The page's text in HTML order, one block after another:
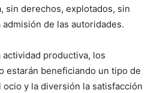
sin derechos, explotados, sin
de las autoridades.
productiva, los
estarán beneficiando un tipo de
y la diversión la satisfacción